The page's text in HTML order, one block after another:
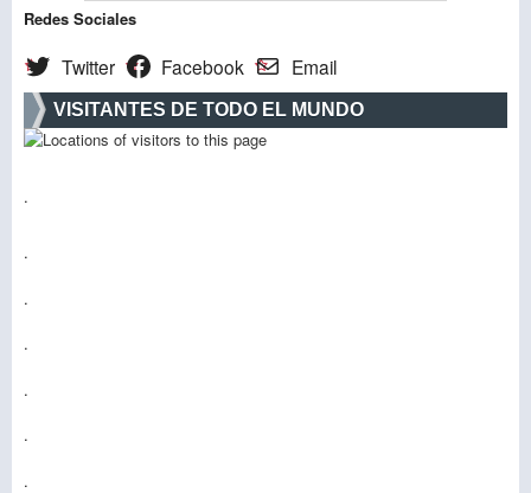
Redes Sociales
Twitter Facebook Email
VISITANTES DE TODO EL MUNDO
.
.
.
.
.
.
.